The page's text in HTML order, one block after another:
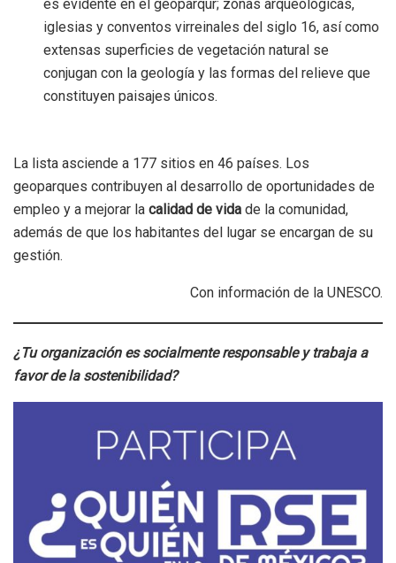
es evidente en el geoparqur; zonas arqueológicas,
iglesias y conventos virreinales del siglo 16, así como
extensas superficies de vegetación natural se
conjugan con la geología y las formas del relieve que
constituyen paisajes únicos.
La lista asciende a 177 sitios en 46 países. Los
geoparques contribuyen al desarrollo de oportunidades de
empleo y a mejorar la calidad de vida de la comunidad,
además de que los habitantes del lugar se encargan de su
gestión.
Con información de la UNESCO.
¿Tu organización es socialmente responsable y trabaja a
favor de la sostenibilidad?